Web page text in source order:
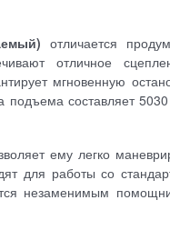
отличается
отличное
мгновенную
подъема составляет
ему легко
для работы со
незаменимым